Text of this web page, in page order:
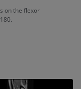
on the flexor